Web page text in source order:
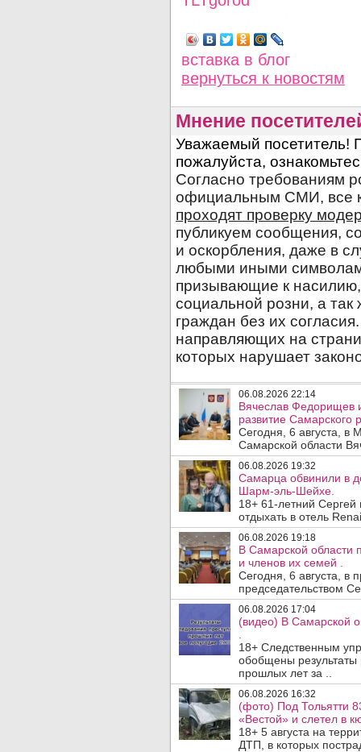
вставка в блог
вернуться к новостям
Мнение
06.08.2026 22:14
Вячеслав Федорищев
развитие Самарского
Сегодня, 6 августа, в
Самарской области
06.08.2026 19:32
Самарца обвинили в
Шарм-эль-Шейхе.
18+ 61-летний
отдыхать в отель
06.08.2026 19:18
В Самарской области
и членов их семей .
Сегодня, 6 августа, в
председательством
06.08.2026 17:04
(видео) В Самарской
18+ Следственным
обобщены результаты
прошлых лет за ..
06.08.2026 16:32
(фото) Под Тольятти
«Вестой» и слетел в
18+ 5 августа на
ДТП, в которых